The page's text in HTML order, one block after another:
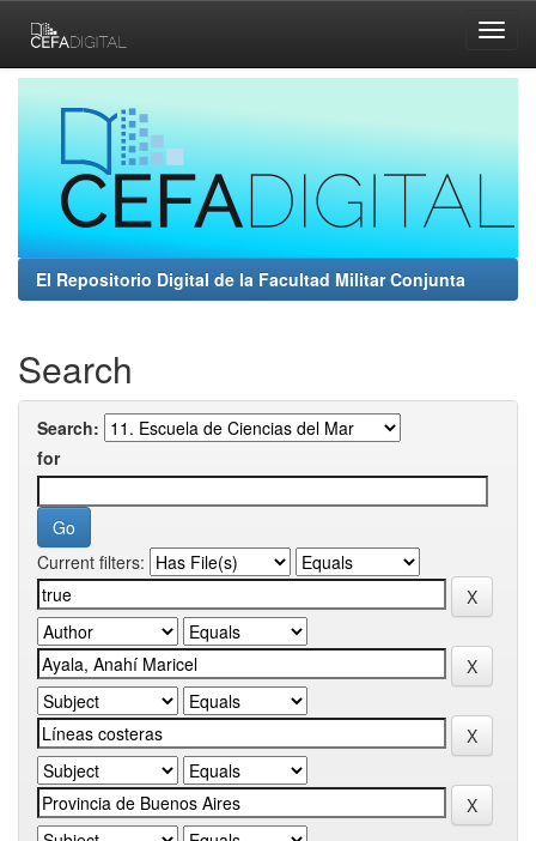
navigation
El Repositorio Digital de la Facultad Militar Conjunta
Search
Search:
for
Current filters: